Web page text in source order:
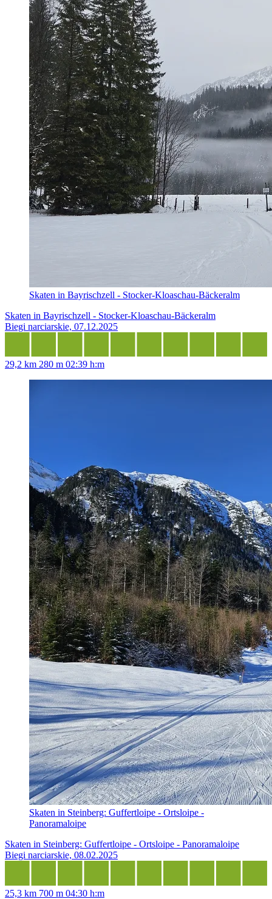
Skaten in Bayrischzell - Stocker-Kloaschau-Bäckeralm
Skaten in Bayrischzell - Stocker-Kloaschau-Bäckeralm
Biegi narciarskie, 07.12.2025
29,2 km 280 m 02:39 h:m
Skaten in Steinberg: Guffertloipe - Ortsloipe -
Panoramaloipe
Skaten in Steinberg: Guffertloipe - Ortsloipe - Panoramaloipe
Biegi narciarskie, 08.02.2025
25,3 km 700 m 04:30 h:m